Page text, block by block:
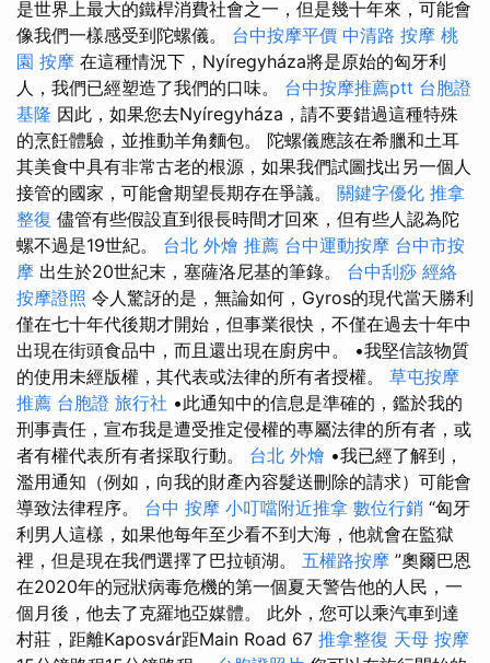
是世界上最大的鐵桿消費社會之一，但是幾十年來，可能會
像我們一樣感受到陀螺儀。 台中按摩平價 中清路 按摩 桃
園 按摩 在這種情況下，Nyíregyháza將是原始的匈牙利
人，我們已經塑造了我們的口味。 台中按摩推薦ptt 台胞證
基隆 因此，如果您去Nyíregyháza，請不要錯過這種特殊
的烹飪體驗，並推動羊角麵包。 陀螺儀應該在希臘和土耳
其美食中具有非常古老的根源，如果我們試圖找出另一個人
接管的國家，可能會期望長期存在爭議。 關鍵字優化 推拿
整復 儘管有些假設直到很長時間才回來，但有些人認為陀
螺不過是19世紀。 台北 外燴 推薦 台中運動按摩 台中市按
摩 出生於20世紀末，塞薩洛尼基的筆錄。 台中刮痧 經絡
按摩證照 令人驚訝的是，無論如何，Gyros的現代當天勝利
僅在七十年代後期才開始，但事業很快，不僅在過去十年中
出現在街頭食品中，而且還出現在廚房中。 •我堅信該物質
的使用未經版權，其代表或法律的所有者授權。 草屯按摩
推薦 台胞證 旅行社 •此通知中的信息是準確的，鑑於我的
刑事責任，宣布我是遭受推定侵權的專屬法律的所有者，或
者有權代表所有者採取行動。 台北 外燴 •我已經了解到，
濫用通知（例如，向我的財產內容髮送刪除的請求）可能會
導致法律程序。 台中 按摩 小叮噹附近推拿 數位行銷 “匈牙
利男人這樣，如果他每年至少看不到大海，他就會在監獄
裡，但是現在我們選擇了巴拉頓湖。 五權路按摩 ”奧爾巴恩
在2020年的冠狀病毒危機的第一個夏天警告他的人民，一
個月後，他去了克羅地亞媒體。 此外，您可以乘汽車到達
村莊，距離Kaposvár距Main Road 67 推拿整復 天母 按摩